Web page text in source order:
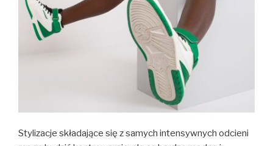
Stylizacje składające się z samych intensywnych odcieni